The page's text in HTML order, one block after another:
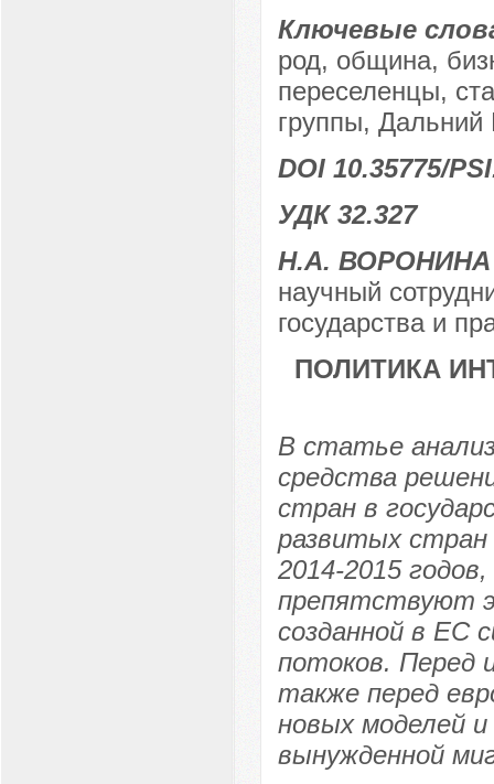
Ключевые
род, община,
переселенцы,
группы,
DOI 10.35775/
УДК 32.327
Н.А. ВОРОНИНА
научный
государства и
ПОЛИТИКА
В статье
средства
стран в
развитых стран
2014-2015
препятствуют
созданной в ЕС
потоков. Перед
также перед
новых моделей
вынужденной